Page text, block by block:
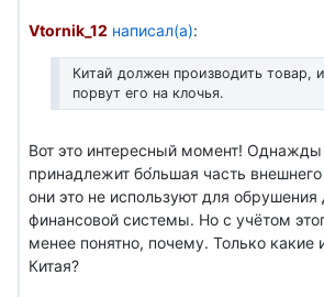
Vtornik_12 написал(а):
Китай должен производить товар,
порвут его на клочья.
Вот это интересный момент!
принадлежит бо́льшая часть
они это не используют для
финансовой системы. Но с учётом
менее понятно, почему. Только
Китая?